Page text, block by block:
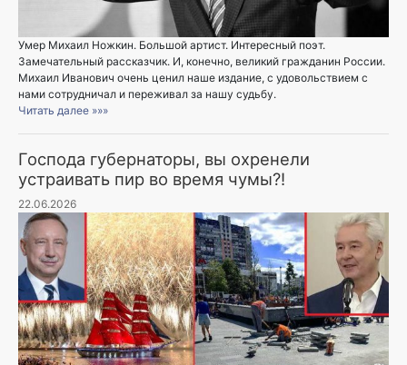
Умер Михаил Ножкин. Большой артист. Интересный поэт.
Замечательный рассказчик. И, конечно, великий гражданин России.
Михаил Иванович очень ценил наше издание, с удовольствием с
нами сотрудничал и переживал за нашу судьбу.
Читать далее »»»
Господа губернаторы, вы охренели
устраивать пир во время чумы?!
22.06.2026